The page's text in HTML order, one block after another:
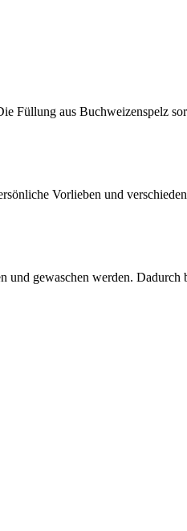
Füllung aus Buchweizenspelz
Vorlieben und
und gewaschen werden.